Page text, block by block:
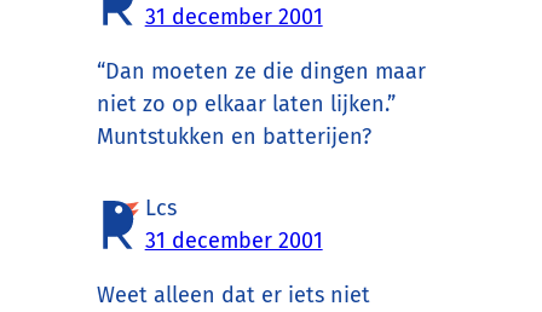
31 december 2001
“Dan moeten ze die dingen maar
niet zo op elkaar laten lijken.”
Muntstukken en batterijen?
Lcs
31 december 2001
Weet alleen dat er iets niet